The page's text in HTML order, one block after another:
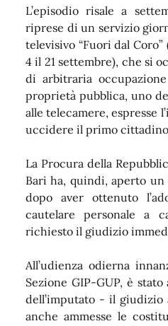
L’episodio risale a
riprese di un servizio
televisivo “Fuori dal
4 il 21 settembre), che si
di arbitraria
proprietà pubblica, uno
alle telecamere, espresse
uccidere il primo
La Procura della
Bari ha, quindi, aperto
dopo aver ottenuto
cautelare personale a
richiesto il giudizio
All’udienza odierna
Sezione GIP-GUP, è
dell’imputato - il giudizio
anche ammesse le